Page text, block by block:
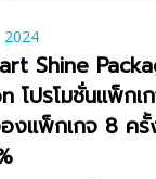
2024
Shine
โปรโมชั่นแพ็กเ
งแพ็กเกจ 8 ค